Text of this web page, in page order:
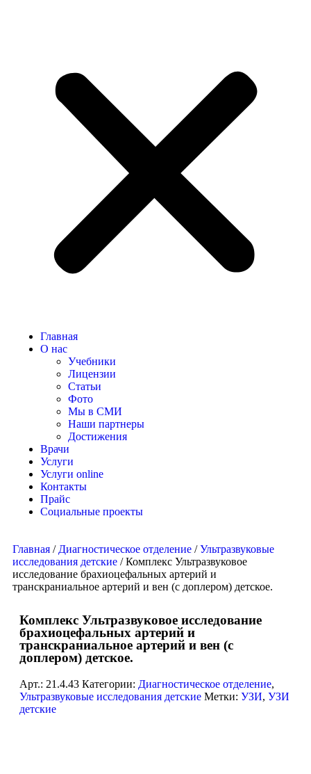
Главная
О нас
Учебники
Лицензии
Статьи
Фото
Мы в СМИ
Наши партнеры
Достижения
Врачи
Услуги
Услуги online
Контакты
Прайс
Социальные проекты
Главная / Диагностическое отделение /Ультразвуковые
исследования детские / Комплекс Ультразвуковое
исследование брахиоцефальных артерий и
транскраниальное артерий и вен (с доплером) детское.
Комплекс Ультразвуковое исследование
брахиоцефальных артерий и
транскраниальное артерий и вен (с
доплером) детское.
Арт.: 21.4.43 Категории: Диагностическое отделение,
Ультразвуковые исследования детские Метки: УЗИ, УЗИ
детские